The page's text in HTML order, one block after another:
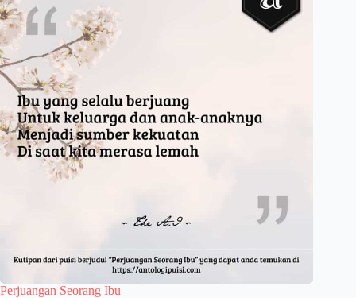
Perjuangan Seorang Ibu